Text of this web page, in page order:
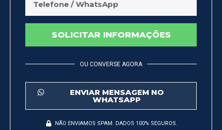
SOLICITAR INFORMAÇÕES
OU CONVERSE AGORA
ENVIAR MENSAGEM NO
WHATSAPP
NÃO ENVIAMOS SPAM. DADOS 100% SEGUROS.